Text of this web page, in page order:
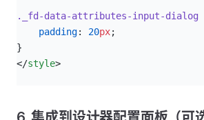
._fd-data-attributes-input-dialog
    padding
: 20px;
}
</style>